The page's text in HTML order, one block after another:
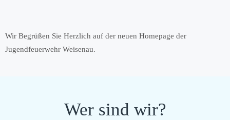
Wir Begrüßen Sie Herzlich auf der neuen Homepage der
Jugendfeuerwehr Weisenau.
Wer sind wir?